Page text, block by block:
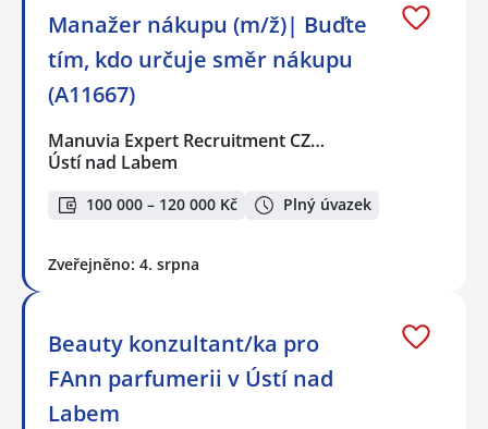
Manažer nákupu (m/ž)| Buďte
tím, kdo určuje směr nákupu
(A11667)
Manuvia Expert Recruitment CZ…
Ústí nad Labem
100 000 – 120 000 Kč Plný úvazek
Zveřejněno: 4. srpna
Beauty konzultant/ka pro
FAnn parfumerii v Ústí nad
Labem